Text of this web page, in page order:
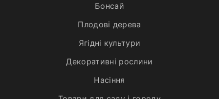
Бонсай
Плодові дерева
Ягідні культури
Декоративні рослини
Насіння